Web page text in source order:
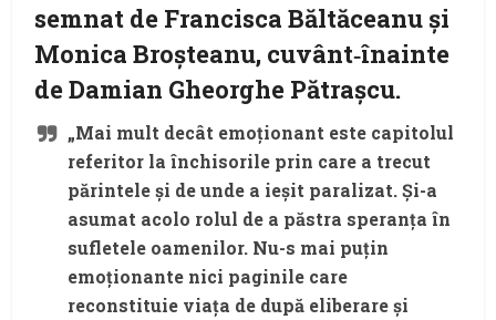
semnat de Francisca Băltăceanu și
Monica Broșteanu, cuvânt‑înainte
de Damian Gheorghe Pătrașcu.
„Mai mult decât emoționant este capitolul
referitor la închisorile prin care a trecut
părintele și de unde a ieșit paralizat. Și-a
asumat acolo rolul de a păstra speranța în
sufletele oamenilor. Nu-s mai puțin
emoționante nici paginile care
reconstituie viața de după eliberare și